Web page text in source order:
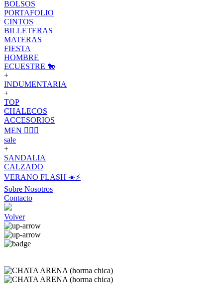
BOLSOS
PORTAFOLIO
CINTOS
BILLETERAS
MATERAS
FIESTA
HOMBRE
ECUESTRE 🐎
+
INDUMENTARIA
+
TOP
CHALECOS
ACCESORIOS
MEN 🙋🏽‍♂️
sale
+
SANDALIA
CALZADO
VERANO FLASH ☀️⚡️
Sobre Nosotros
Contacto
Volver